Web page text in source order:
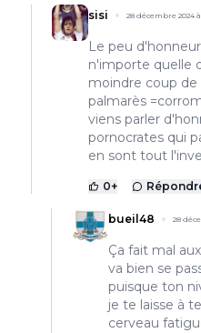
sisi 28 décembre 2024 à
Le peu
n'importe quelle
moindre coup
palmarès
viens parler
pornocrates qui
en sont tout
0+
bueil48 28
Ça fait mal
va bien se
puisque ton
je te laisse à
cerveau